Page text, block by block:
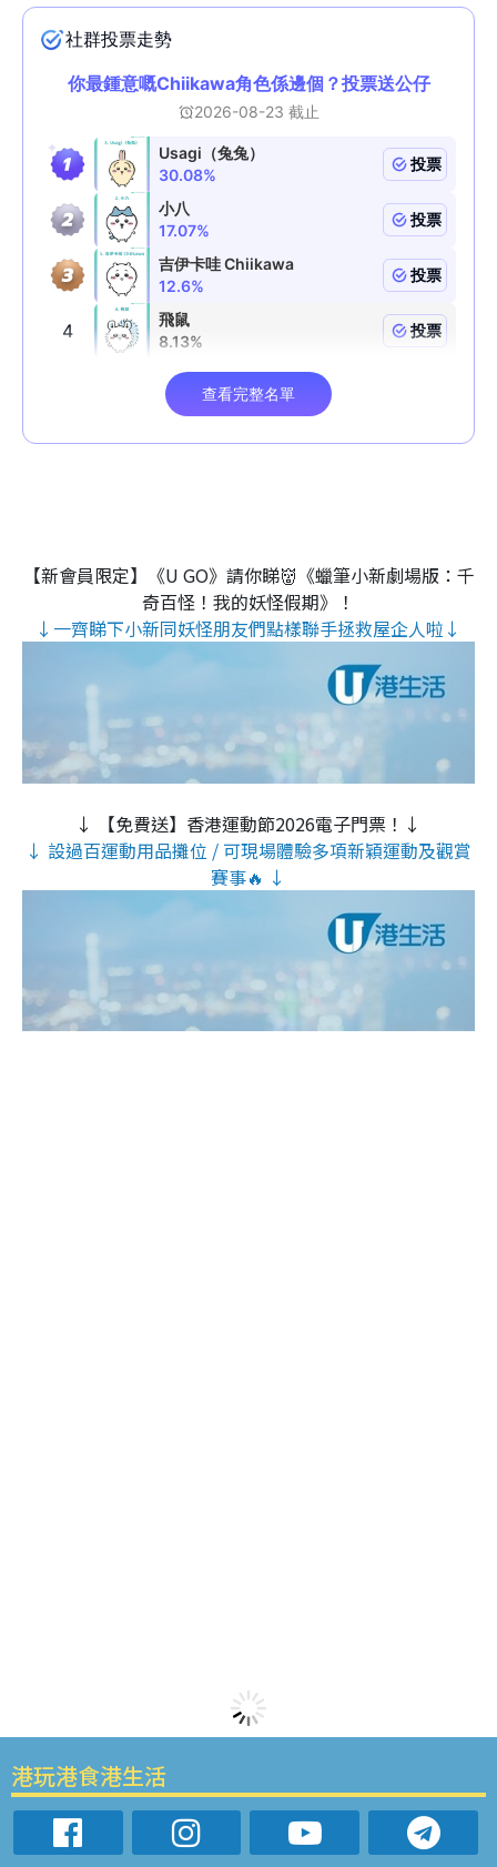
【新會員限定】《U GO》請你睇👹《蠟筆小新劇場版：千
奇百怪！我的妖怪假期》！
↓一齊睇下小新同妖怪朋友們點樣聯手拯救屋企人啦↓
↓ 【免費送】香港運動節2026電子門票！↓
↓ 設過百運動用品攤位 / 可現場體驗多項新穎運動及觀賞
賽事🔥 ↓
港玩港食港生活